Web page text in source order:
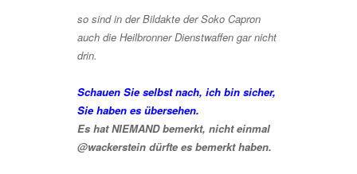
so sind in der Bildakte der Soko Capron
auch die Heilbronner Dienstwaffen gar nicht
drin.
Schauen Sie selbst nach, ich bin sicher,
Sie haben es übersehen.
Es hat NIEMAND bemerkt, nicht einmal
@wackerstein dürfte es bemerkt haben.